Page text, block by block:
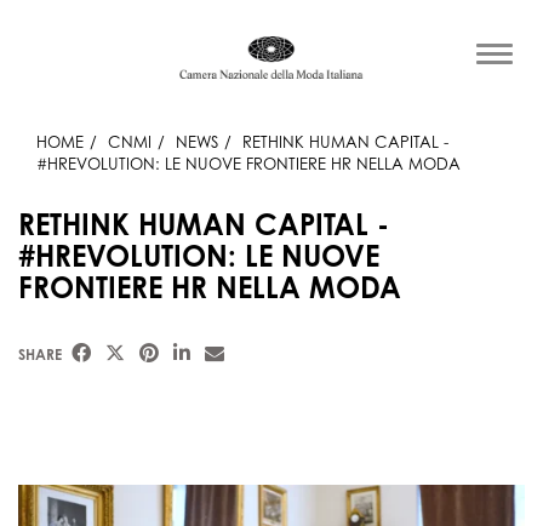
HOME CNMI NEWS
RETHINK HUMAN CAPITAL -
#HREVOLUTION: LE NUOVE FRONTIERE HR NELLA MODA
RETHINK HUMAN CAPITAL -
#HREVOLUTION: LE NUOVE
FRONTIERE HR NELLA MODA
SHARE